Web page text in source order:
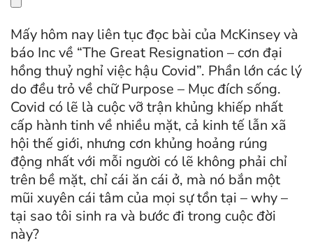
Mấy hôm nay liên tục đọc bài của McKinsey và
báo Inc về “The Great Resignation – cơn đại
hồng thuỷ nghỉ việc hậu Covid”. Phần lớn các lý
do đều trỏ về chữ Purpose – Mục đích sống.
Covid có lẽ là cuộc vỡ trận khủng khiếp nhất
cấp hành tinh về nhiều mặt, cả kinh tế lẫn xã
hội thế giới, nhưng cơn khủng hoảng rúng
động nhất với mỗi người có lẽ không phải chỉ
trên bề mặt, chỉ cái ăn cái ở, mà nó bắn một
mũi xuyên cái tâm của mọi sự tồn tại – why –
tại sao tôi sinh ra và bước đi trong cuộc đời
này?